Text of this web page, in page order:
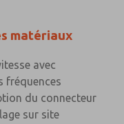
matériaux
avec
fréquences
du connecteur
sur site